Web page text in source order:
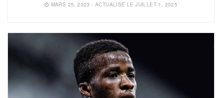
MARS 25, 2023 - ACTUALISÉ LE JUILLET 1, 2025